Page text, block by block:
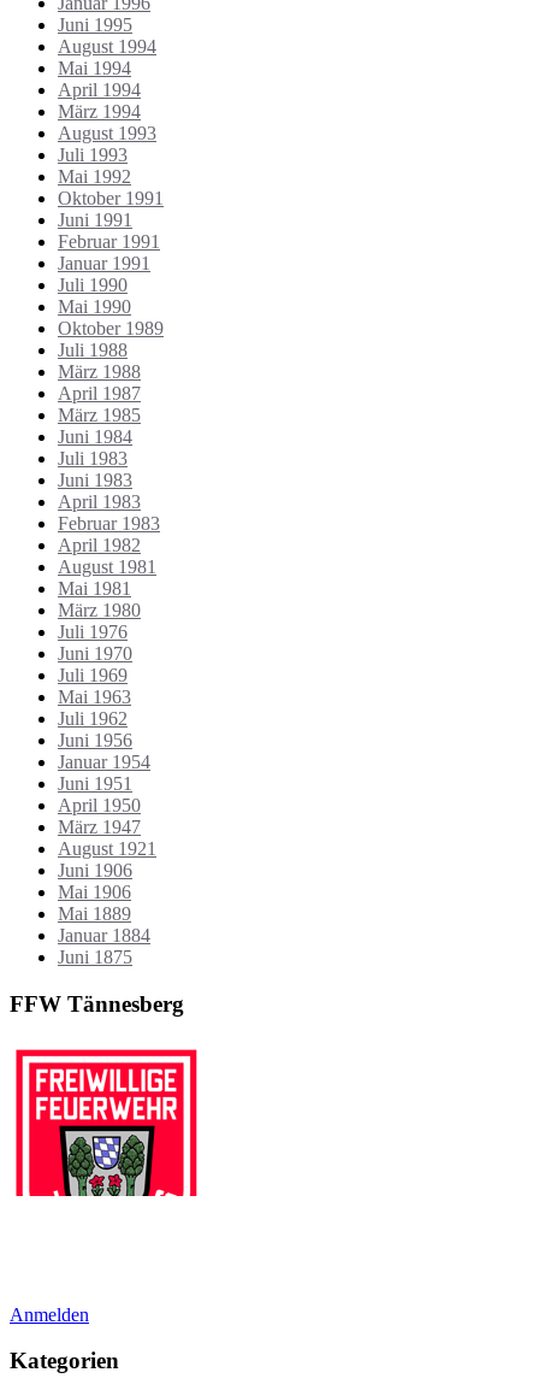
Juni 1995
August 1994
Mai 1994
April 1994
März 1994
August 1993
Juli 1993
Mai 1992
Oktober 1991
Juni 1991
Februar 1991
Januar 1991
Juli 1990
Mai 1990
Oktober 1989
Juli 1988
März 1988
April 1987
März 1985
Juni 1984
Juli 1983
Juni 1983
April 1983
Februar 1983
April 1982
August 1981
Mai 1981
März 1980
Juli 1976
Juni 1970
Juli 1969
Mai 1963
Juli 1962
Juni 1956
Januar 1954
Juni 1951
April 1950
März 1947
August 1921
Juni 1906
Mai 1906
Mai 1889
Januar 1884
Juni 1875
FFW Tännesberg
Anmelden
Kategorien